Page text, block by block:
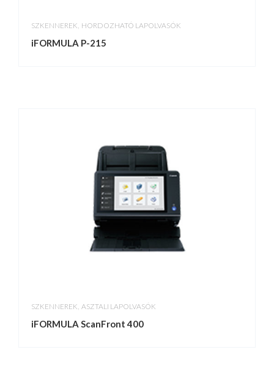
SZKENNEREK HORDOZHATÓ LAPOLVASÓK
iFORMULA P-215
SZKENNEREK ASZTALI LAPOLVASÓK
iFORMULA ScanFront 400